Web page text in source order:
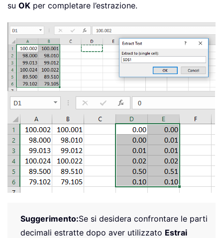
su OK per completare l’estrazione.
Suggerimento:Se si desidera confrontare le parti
decimali estratte dopo aver utilizzato Estrai